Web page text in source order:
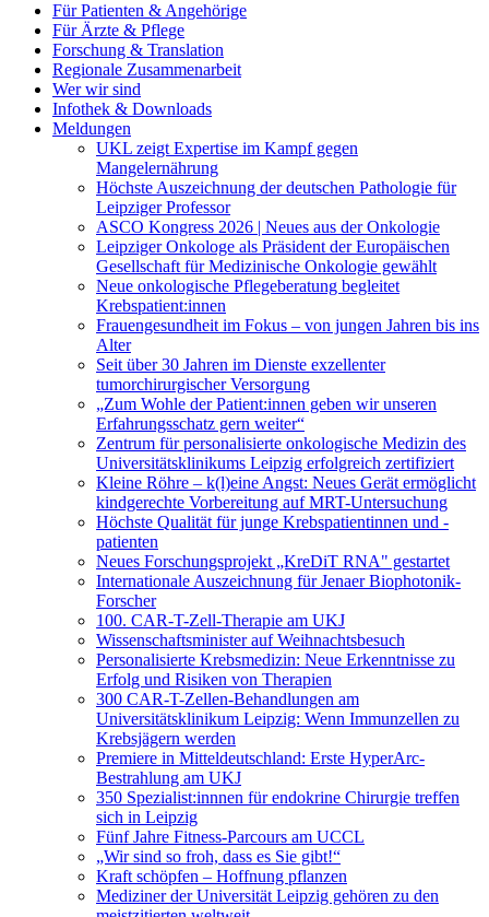
Für Patienten & Angehörige
Für Ärzte & Pflege
Forschung & Translation
Regionale Zusammenarbeit
Wer wir sind
Infothek & Downloads
Meldungen
UKL zeigt Expertise im Kampf gegen
Mangelernährung
Höchste Auszeichnung der deutschen Pathologie für
Leipziger Professor
ASCO Kongress 2026 | Neues aus der Onkologie
Leipziger Onkologe als Präsident der Europäischen
Gesellschaft für Medizinische Onkologie gewählt
Neue onkologische Pflegeberatung begleitet
Krebspatient:innen
Frauengesundheit im Fokus – von jungen Jahren bis ins
Alter
Seit über 30 Jahren im Dienste exzellenter
tumorchirurgischer Versorgung
„Zum Wohle der Patient:innen geben wir unseren
Erfahrungsschatz gern weiter“
Zentrum für personalisierte onkologische Medizin des
Universitätsklinikums Leipzig erfolgreich zertifiziert
Kleine Röhre – k(l)eine Angst: Neues Gerät ermöglicht
kindgerechte Vorbereitung auf MRT-Untersuchung
Höchste Qualität für junge Krebspatientinnen und -
patienten
Neues Forschungsprojekt „KreDiT RNA" gestartet
Internationale Auszeichnung für Jenaer Biophotonik-
Forscher
100. CAR-T-Zell-Therapie am UKJ
Wissenschaftsminister auf Weihnachtsbesuch
Personalisierte Krebsmedizin: Neue Erkenntnisse zu
Erfolg und Risiken von Therapien
300 CAR-T-Zellen-Behandlungen am
Universitätsklinikum Leipzig: Wenn Immunzellen zu
Krebsjägern werden
Premiere in Mitteldeutschland: Erste HyperArc-
Bestrahlung am UKJ
350 Spezialist:innnen für endokrine Chirurgie treffen
sich in Leipzig
Fünf Jahre Fitness-Parcours am UCCL
„Wir sind so froh, dass es Sie gibt!“
Kraft schöpfen – Hoffnung pflanzen
Mediziner der Universität Leipzig gehören zu den